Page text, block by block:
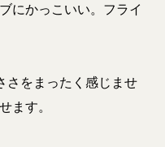
にかっこいい。フライ
をまったく感じませ
ます。